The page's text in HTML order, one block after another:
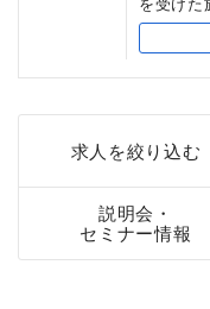
を受けた
に応じて
合型」の
老人ホー
「まどか
求人を絞り込む
説明会・
セミナー情報